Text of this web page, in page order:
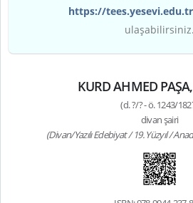
https://tees.yesevi.edu.tr
ulaşabilirsiniz.
KURD AHMED
(d. ?/? - ö. 1243/
divan şairi
(Divan/Yazılı Edebiyat / 19. Yüzyıl /